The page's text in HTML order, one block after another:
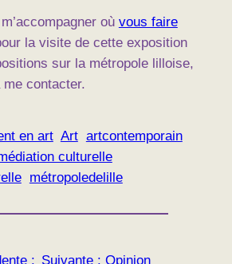
où vous faire
la visite de cette exposition
sur la métropole lilloise,
me contacter.
en art Art artcontemporain
culturelle
métropoledelille
: Suivante :Opinion